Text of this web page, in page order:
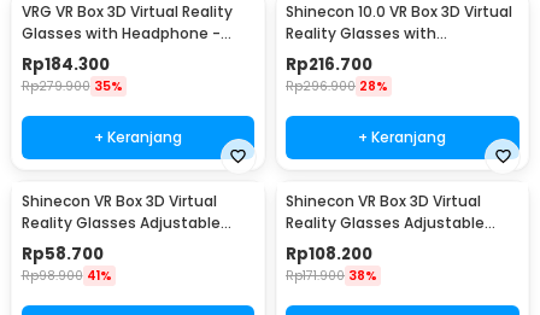
VRG VR Box 3D Virtual Reality
Glasses with Headphone -
VRGPRO+
Rp184.300
Rp279.900 35%
+ Keranjang
Shinecon 10.0 VR Box 3D Virtual
Reality Glasses with
Headphone - SC-G04EA
Rp216.700
Rp296.900 28%
+ Keranjang
Shinecon VR Box 3D Virtual
Reality Glasses Adjustable
Panoramic - SC-G05A
Rp58.700
Rp98.900 41%
Shinecon VR Box 3D Virtual
Reality Glasses Adjustable
Panoramic - SC-G04
Rp108.200
Rp171.900 38%